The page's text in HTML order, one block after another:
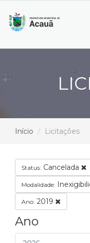
Início Licitações
Status: Cancelada
Modalidade:
Ano: 2019
Ano